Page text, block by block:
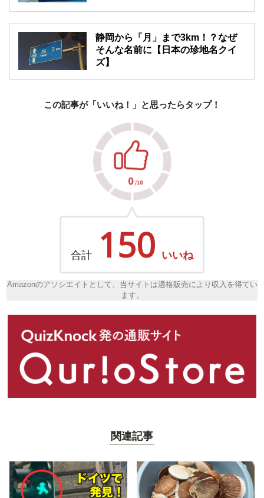
静岡から「月」まで3km！？なぜ
そんな名前に【日本の珍地名クイ
ズ】
この記事が「いいね！」と思ったらタップ！
合計 150 いいね
Amazonのアソシエイトとして、当サイトは適格販売により収入を得てい
ます。
関連記事